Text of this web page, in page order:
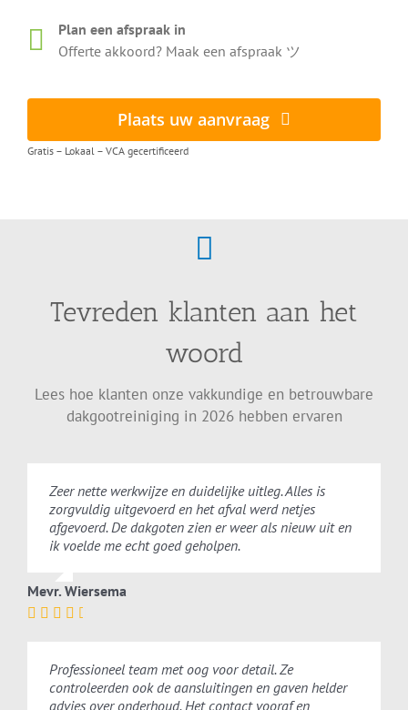
Plan een afspraak in
Offerte akkoord? Maak een afspraak ツ
Plaats uw aanvraag
Gratis – Lokaal – VCA gecertificeerd
Tevreden klanten aan het
woord
Lees hoe klanten onze vakkundige en betrouwbare
dakgootreiniging in 2026 hebben ervaren
Zeer nette werkwijze en duidelijke uitleg. Alles is
zorgvuldig uitgevoerd en het afval werd netjes
afgevoerd. De dakgoten zien er weer als nieuw uit en
ik voelde me echt goed geholpen.
Mevr. Wiersema
Professioneel team met oog voor detail. Ze
controleerden ook de aansluitingen en gaven helder
advies over onderhoud. Het contact vooraf en